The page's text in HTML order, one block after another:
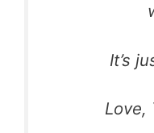
It’s
Love,